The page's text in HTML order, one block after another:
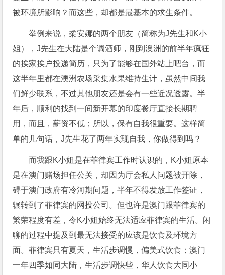
被环境所影响？而这些，却都是最基本的求生条件。
举例来说，柔安娜的两个朋友（简称为J先生和K小
姐），J先生在大陆是个调酒师，刚到澳洲的前半年疯狂
的挨家挨户投递简历，只为了能够在国外站上吧台，而
这半年里都在澳洲农场采集水果维持生计，虽然中间我
们鲜少联系，不过其他朋友还是会有一些近况透露。半
年后，顺利的找到一间新开幕的印度餐厅直接长期聘
用，而且，薪资不低；所以，保有自我很重要。这样简
单的几句话，J先生花了两年实现自我，你做得到吗？
而我跟K小姐是在菲律宾工作时认识的，K小姐原本
是在澳门赌场担任公关，却因为厅会私人问题被开除，
碍于澳门政府有冷河期问题，半年不得发放工作签证，
辗转到了菲律宾的网投公司。但也许是澳门跟菲律宾的
繁荣程度有差，令K小姐始终无法适应菲律宾的生活。闲
聊的过程中提及到最无法接受的应该是饮食及环境方
面。菲律宾只有夏天，生活步调慢，偏美式饮食；澳门
一年四季如同大陆，生活步调快些，华人饮食大同小